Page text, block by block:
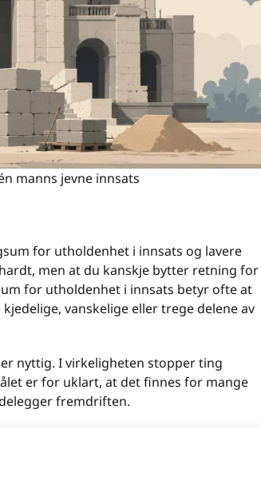
manns jevne innsats
for utholdenhet i innsats og lavere
men at du kanskje bytter retning for
for utholdenhet i innsats betyr ofte at
vanskelige eller trege delene av
nyttig. I virkeligheten stopper ting
er for uklart, at det finnes for mange
fremdriften.